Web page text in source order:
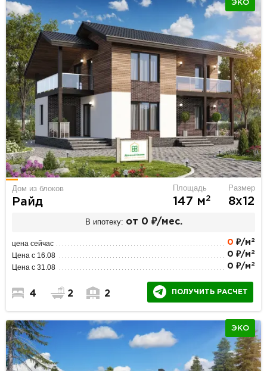
ЭКО
Дом из блоков
Райд
Площадь
147 м2
Размер
8х12
В ипотеку: от 0 ₽/мес.
цена сейчас 0 ₽/м 2
Цена с 16.08 0 ₽/м 2
Цена с 31.08 0 ₽/м 2
4 2 2 ПОЛУЧИТЬ РАСЧЕТ
ЭКО